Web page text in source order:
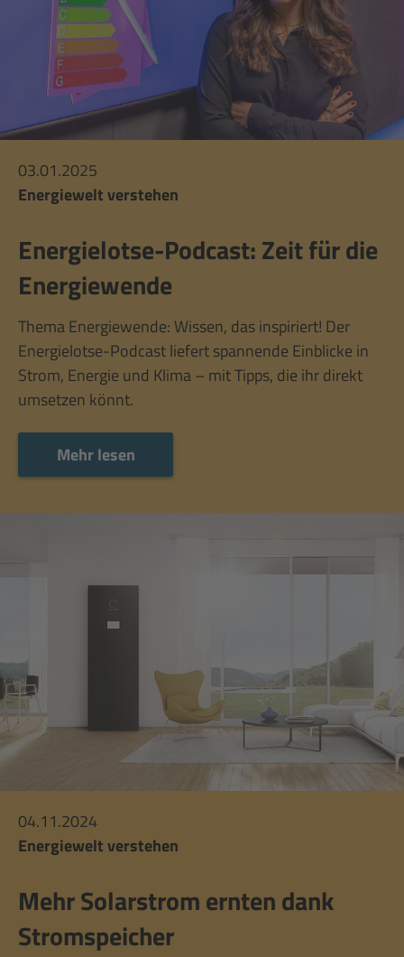
03.01.2025
Energiewelt verstehen
Energielotse-Podcast: Zeit für die
Energiewende
Thema Energiewende: Wissen, das inspiriert! Der
Energielotse-Podcast liefert spannende Einblicke in
Strom, Energie und Klima – mit Tipps, die ihr direkt
umsetzen könnt.
Mehr lesen
04.11.2024
Energiewelt verstehen
Mehr Solarstrom ernten dank
Stromspeicher